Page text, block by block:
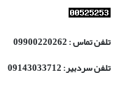
تلفن تماس : 09900220262
تلفن سردبیر: 09143033712